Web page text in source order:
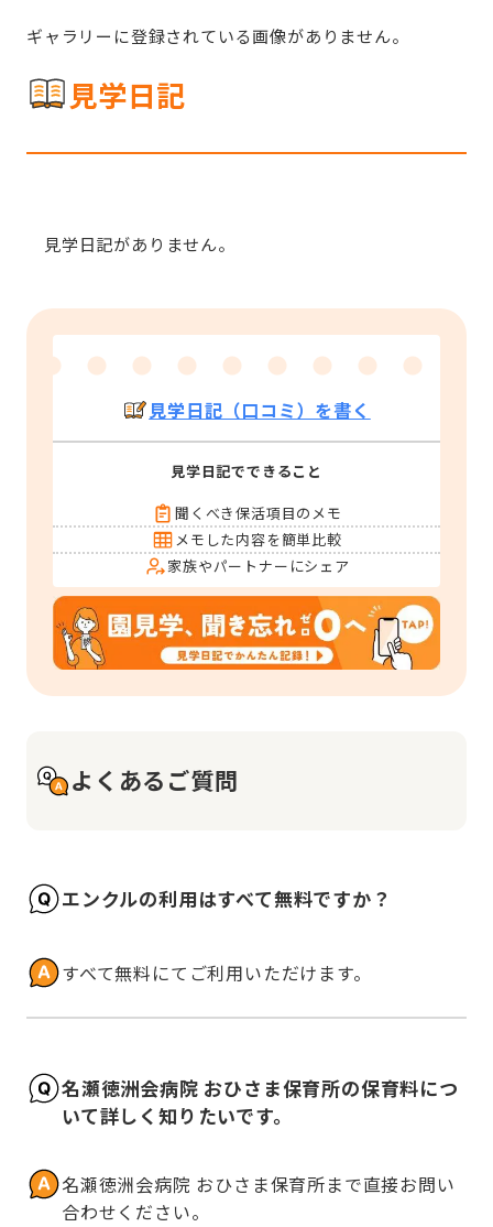
ギャラリーに登録されている画像がありません。
見学日記
見学日記がありません。
見学日記（口コミ）を書く
見学日記でできること
聞くべき保活項目のメモ
メモした内容を簡単比較
家族やパートナーにシェア
よくあるご質問
エンクルの利用はすべて無料ですか？
すべて無料にてご利用いただけます。
名瀬徳洲会病院 おひさま保育所の保育料につ
いて詳しく知りたいです。
名瀬徳洲会病院 おひさま保育所まで直接お問い
合わせください。